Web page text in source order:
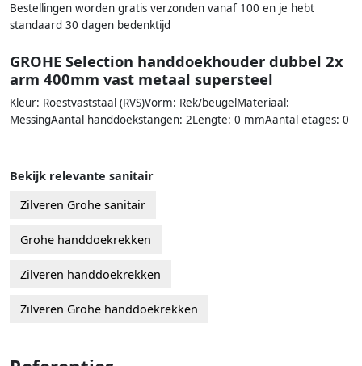
Bestellingen worden gratis verzonden vanaf 100 en je hebt
standaard 30 dagen bedenktijd
GROHE Selection handdoekhouder dubbel 2x
arm 400mm vast metaal supersteel
Kleur: Roestvaststaal (RVS)Vorm: Rek/beugelMateriaal:
MessingAantal handdoekstangen: 2Lengte: 0 mmAantal etages: 0
Bekijk relevante sanitair
Zilveren Grohe sanitair
Grohe handdoekrekken
Zilveren handdoekrekken
Zilveren Grohe handdoekrekken